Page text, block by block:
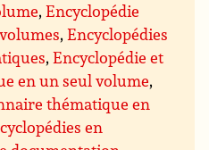
,Encyclopédie
,Encyclopédies
,Encyclopédie et
en un seul volume,
thématique en
en